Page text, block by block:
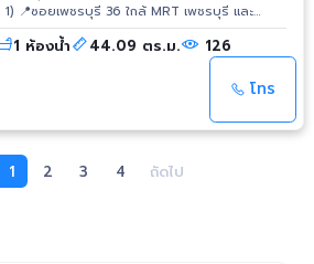
📍ซอยเพชรบุรี 36 ใกล้ MRT เพชรบุรี และ
• ห้องนั่งเล่น + ครัว + ระเบียง • Fully Furnished
ากาศ 2 เครื่อง ✅ Digital Door Lock 🏊 สิ่ง
ะว่ายน้ำระบบเกลือ • จากุชชี่ / บ่อแช่น้ำร้อน–น้ำเย็น
Card + ลิฟต์ล็อกชั้น • CCTV และ รปภ. 24
Tower, ททท., โรงเรียนเซนต์ดอมินิก และโรง
1 ห้องน้ำ 44.09 ตร.ม. 126
โทร
1 2 3 4 ถัดไป